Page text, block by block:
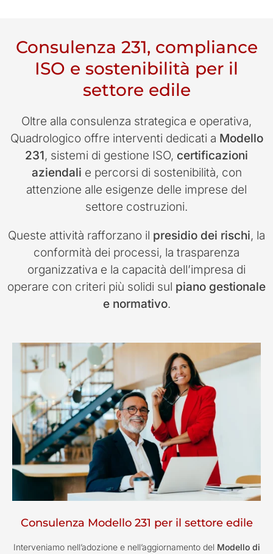
Consulenza 231, compliance
ISO e sostenibilità per il
settore edile
Oltre alla consulenza strategica e operativa,
Quadrologico offre interventi dedicati a Modello
231, sistemi di gestione ISO, certificazioni
aziendali e percorsi di sostenibilità, con
attenzione alle esigenze delle imprese del
settore costruzioni.
Queste attività rafforzano il presidio dei rischi, la
conformità dei processi, la trasparenza
organizzativa e la capacità dell’impresa di
operare con criteri più solidi sul piano gestionale
e normativo.
Consulenza Modello 231 per il settore edile
Interveniamo nell’adozione e nell’aggiornamento del Modello di